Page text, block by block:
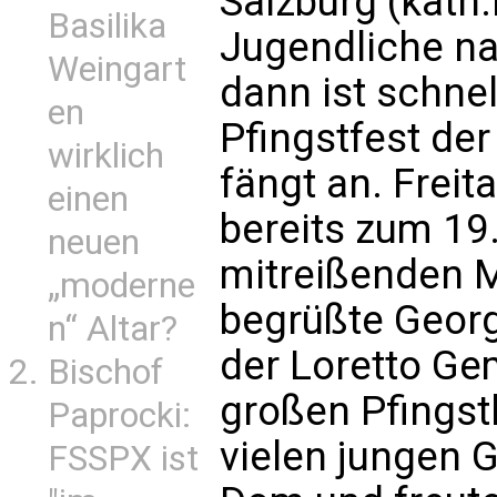
Basilika
Weingart
en
wirklich
einen
neuen
„moderne
n“ Altar?
Bischof
Paprocki:
FSSPX ist
Jugendliche
dann ist
Pfingstfest
fängt an.
bereits zum
mitreißenden
begrüßte
der Loretto
großen
vielen jungen